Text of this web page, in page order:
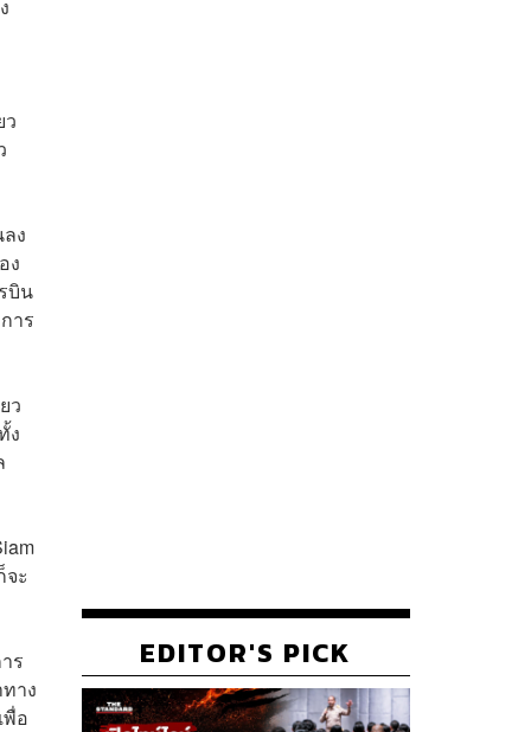
ง
ง
บิน
าร
ว
ง
ะ
ร
าง
พื่อ
EDITOR'S PICK